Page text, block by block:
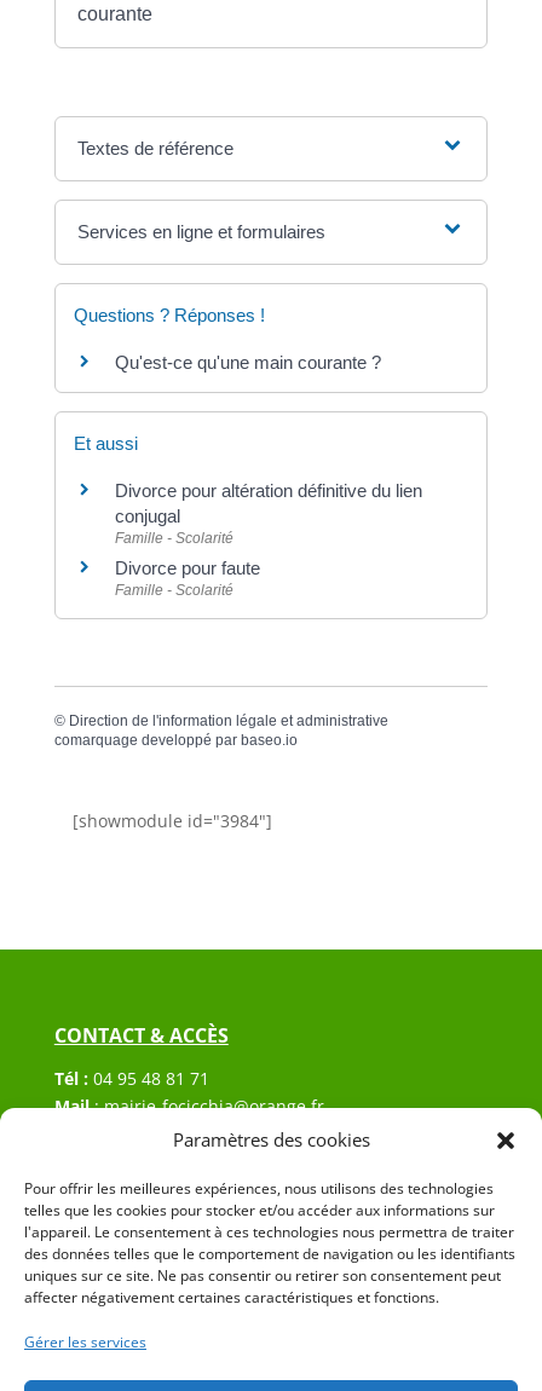
Paramètres des cookies
Pour offrir les meilleures expériences, nous utilisons des technologies
telles que les cookies pour stocker et/ou accéder aux informations sur
l'appareil. Le consentement à ces technologies nous permettra de traiter
des données telles que le comportement de navigation ou les identifiants
uniques sur ce site. Ne pas consentir ou retirer son consentement peut
affecter négativement certaines caractéristiques et fonctions.
Gérer les services
courante
Textes de référence
Services en ligne et formulaires
Questions ? Réponses !
Qu'est-ce qu'une main courante ?
Et aussi
Divorce pour altération définitive du lien
conjugal
Famille - Scolarité
Divorce pour faute
Famille - Scolarité
© Direction de l'information légale et administrative
comarquage developpé par baseo.io
[showmodule id="3984"]
CONTACT & ACCÈS
Tél : 04 95 48 81 71
Mail:mairie-focicchia@orange.fr
Hôtel de ville de Focicchia
20212 Focicchia